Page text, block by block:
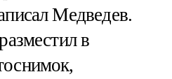
Медведев.
в